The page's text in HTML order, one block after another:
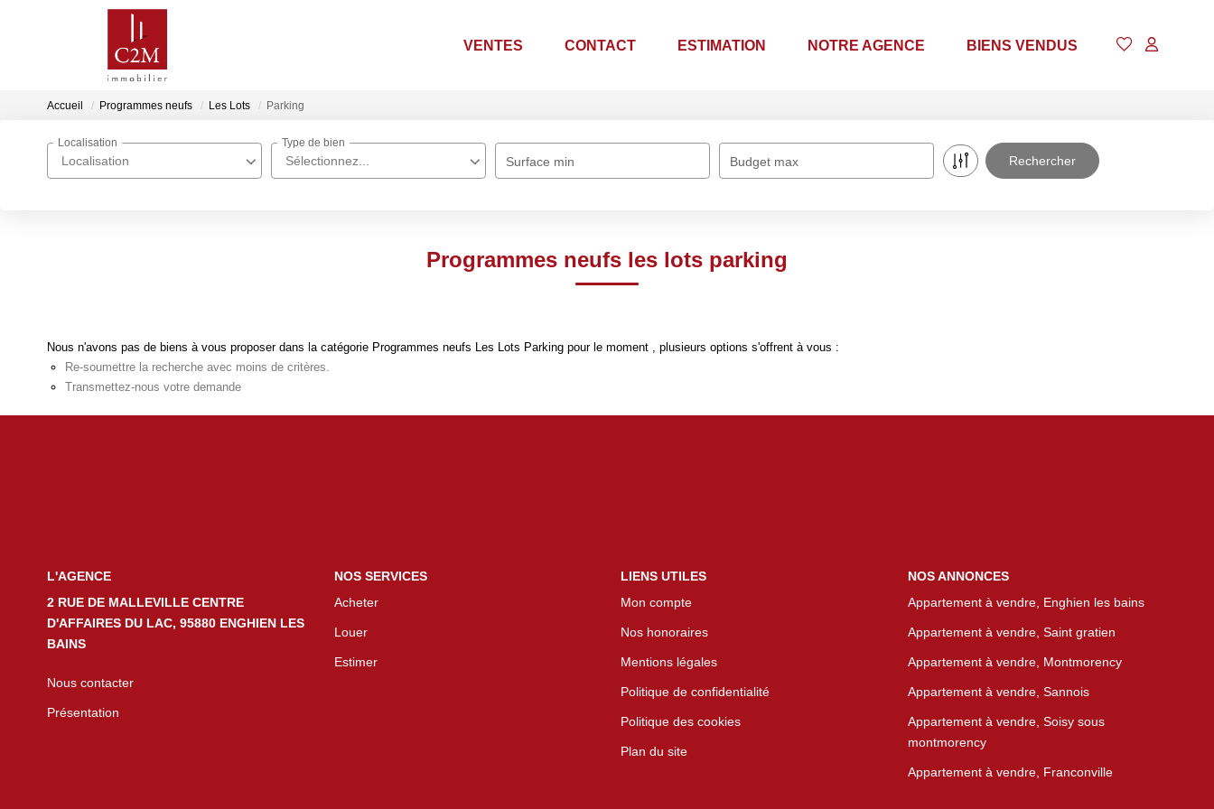
VENTES CONTACT ESTIMATION NOTRE AGENCE BIENS VENDUS
Accueil Programmes neufs Les Lots Parking
Localisation
Localisation
Sélectionnez...
Type de bien
Surface min Budget max
Programmes neufs les lots parking
Nous n'avons pas de biens à vous proposer dans la catégorie Programmes neufs Les Lots Parking pour le moment , plusieurs options s'offrent à vous :
Re-soumettre la recherche avec moins de critères.
Transmettez-nous votre demande
L'AGENCE
2 RUE DE MALLEVILLE CENTRE
D'AFFAIRES DU LAC, 95880 ENGHIEN LES
BAINS
Nous contacter
Présentation
NOS SERVICES
Acheter
Louer
Estimer
LIENS UTILES
Mon compte
Nos honoraires
Mentions légales
Politique de confidentialité
Politique des cookies
Plan du site
NOS ANNONCES
Appartement à vendre, Enghien les bains
Appartement à vendre, Saint gratien
Appartement à vendre, Montmorency
Appartement à vendre, Sannois
Appartement à vendre, Soisy sous
montmorency
Appartement à vendre, Franconville